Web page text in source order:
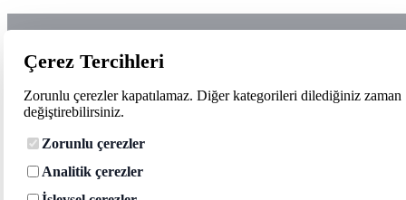
Çerez Tercihleri
Zorunlu çerezler kapatılamaz. Diğer kategorileri dilediğiniz zaman
değiştirebilirsiniz.
Zorunlu çerezler
Analitik çerezler